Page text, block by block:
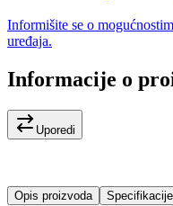
Informišite se o
uređaja.
Informacije o
Uporedi
Opis proizvoda Specifikacije